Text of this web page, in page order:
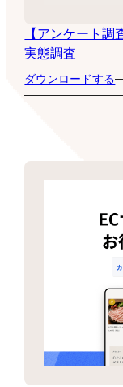
【アンケート
実態調査
ダウンロードする